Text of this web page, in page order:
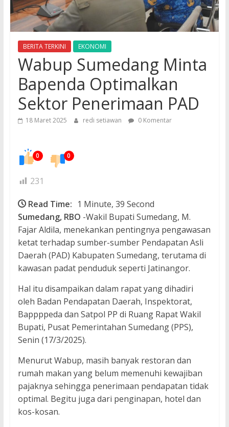
BERITA TERKINI EKONOMI
Wabup Sumedang Minta
Bapenda Optimalkan
Sektor Penerimaan PAD
18 Maret 2025 redi setiawan 0 Komentar
0 0
231
Read Time: 1 Minute, 39 Second
Sumedang, RBO -Wakil Bupati Sumedang, M.
Fajar Aldila, menekankan pentingnya pengawasan
ketat terhadap sumber-sumber Pendapatan Asli
Daerah (PAD) Kabupaten Sumedang, terutama di
kawasan padat penduduk seperti Jatinangor.
Hal itu disampaikan dalam rapat yang dihadiri
oleh Badan Pendapatan Daerah, Inspektorat,
Bappppeda dan Satpol PP di Ruang Rapat Wakil
Bupati, Pusat Pemerintahan Sumedang (PPS),
Senin (17/3/2025).
Menurut Wabup, masih banyak restoran dan
rumah makan yang belum memenuhi kewajiban
pajaknya sehingga penerimaan pendapatan tidak
optimal. Begitu juga dari penginapan, hotel dan
kos-kosan.